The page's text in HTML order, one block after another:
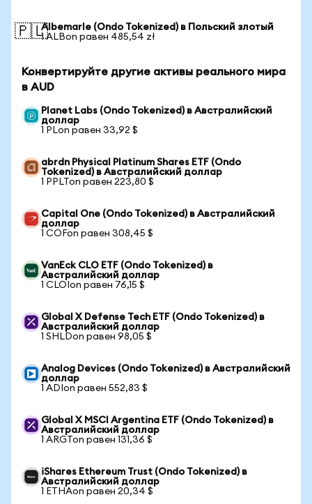
🇵🇱Albemarle (Ondo Tokenized) в Польский злотый
1 ALBon равен 485,54 zł
Конвертируйте другие активы реального мира
в AUD
Planet Labs (Ondo Tokenized) в Австралийский
доллар
1 PLon равен 33,92 $
abrdn Physical Platinum Shares ETF (Ondo
Tokenized) в Австралийский доллар
1 PPLTon равен 223,80 $
Capital One (Ondo Tokenized) в Австралийский
доллар
1 COFon равен 308,45 $
VanEck CLO ETF (Ondo Tokenized) в
Австралийский доллар
1 CLOIon равен 76,15 $
Global X Defense Tech ETF (Ondo Tokenized) в
Австралийский доллар
1 SHLDon равен 98,05 $
Analog Devices (Ondo Tokenized) в Австралийский
доллар
1 ADIon равен 552,83 $
Global X MSCI Argentina ETF (Ondo Tokenized) в
Австралийский доллар
1 ARGTon равен 131,36 $
iShares Ethereum Trust (Ondo Tokenized) в
Австралийский доллар
1 ETHAon равен 20,34 $